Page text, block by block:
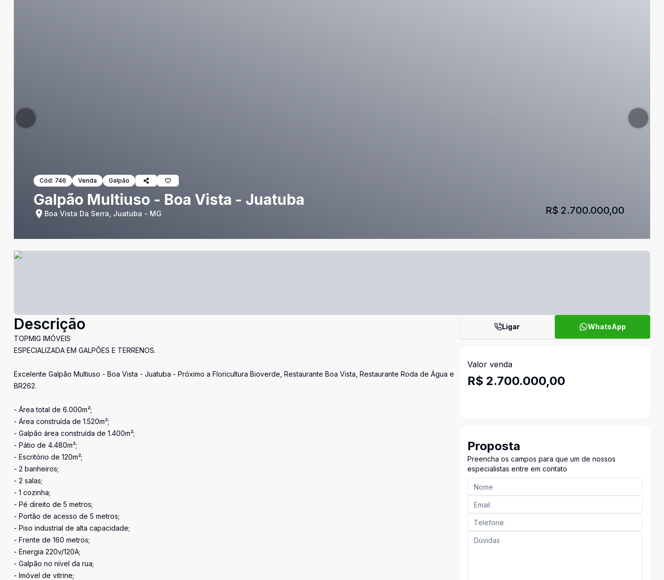
Cód: 746 Venda Galpão
Galpão Multiuso - Boa Vista - Juatuba
Boa Vista Da Serra, Juatuba - MG R$ 2.700.000,00
Descrição
TOPMIG IMÓVEIS
ESPECIALIZADA EM GALPÕES E TERRENOS.
Excelente Galpão Multiuso - Boa Vista - Juatuba - Próximo a Floricultura Bioverde, Restaurante Boa Vista, Restaurante Roda de Água e
BR262.
- Área total de 6.000m²;
- Área construída de 1.520m²;
- Galpão área construída de 1.400m²;
- Pátio de 4.480m²;
- Escritório de 120m²;
- 2 banheiros;
- 2 salas;
- 1 cozinha;
- Pé direito de 5 metros;
- Portão de acesso de 5 metros;
- Piso industrial de alta capacidade;
- Frente de 160 metros;
- Energia 220v/120A;
- Galpão no nível da rua;
- Imóvel de vitrine;
Ligar WhatsApp
Valor venda
R$ 2.700.000,00
Proposta
Preencha os campos para que um de nossos
especialistas entre em contato